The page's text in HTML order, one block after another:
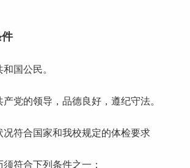
国公民。
产党的领导，品德良好，遵纪守法。
况符合国家和我校规定的体检要求
符合下列条件之一：